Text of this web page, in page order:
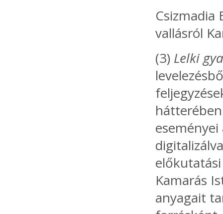
Csizmadia
vallásról
(3) Lelki
Kamarás
anyagait